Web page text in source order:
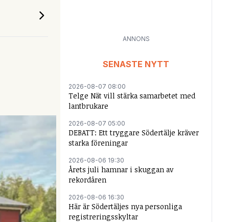
ANNONS
SENASTE NYTT
2026-08-07 08:00
Telge Nät vill stärka samarbetet med
lantbrukare
2026-08-07 05:00
DEBATT: Ett tryggare Södertälje kräver
starka föreningar
2026-08-06 19:30
Årets juli hamnar i skuggan av
rekordåren
2026-08-06 16:30
Här är Södertäljes nya personliga
registreringsskyltar